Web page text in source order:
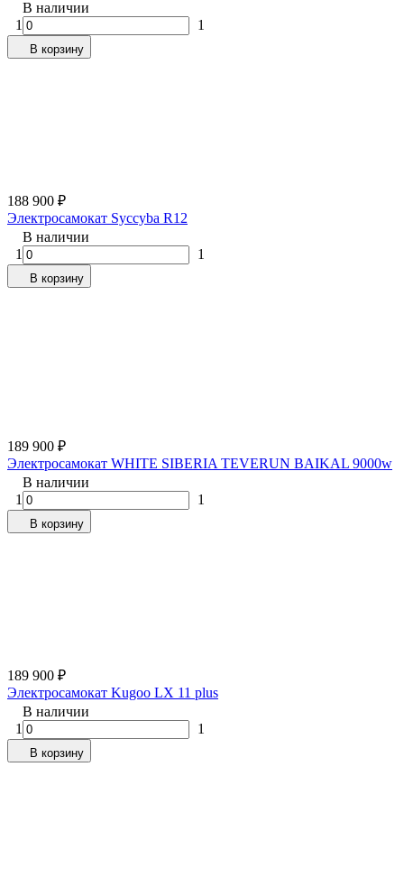
В наличии
1
1
В корзину
188 900 ₽
Электросамокат Syccyba R12
В наличии
1
1
В корзину
189 900 ₽
Электросамокат WHITE SIBERIA TEVERUN BAIKAL 9000w
В наличии
1
1
В корзину
189 900 ₽
Электросамокат Kugoo LX 11 plus
В наличии
1
1
В корзину